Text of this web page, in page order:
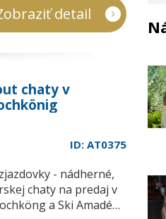
detail
chaty v
ID: AT0375
- nádherné,
chaty na predaj v
a Ski Amadé…